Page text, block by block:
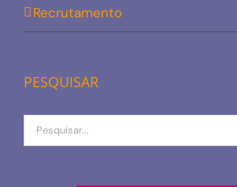
Recrutamento
PESQUISAR
Procurar
por